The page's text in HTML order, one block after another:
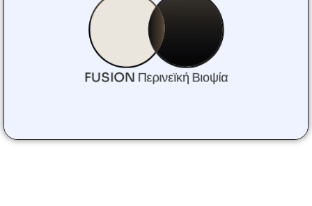
FUSION Περινεϊκή Βιοψία
πραγματικό χρόνο, καθιστά τη διάγνωση του
καρκίνου του προστάτη ασφαλέστερη και
πιο άνετη. Η λήψη βιοπτικού ιστού
πραγματοποιείται με ασφαλή στόχευση από
την περιοχή, στην οποία υπάρχει υποψία για
καρκίνο προστάτη.